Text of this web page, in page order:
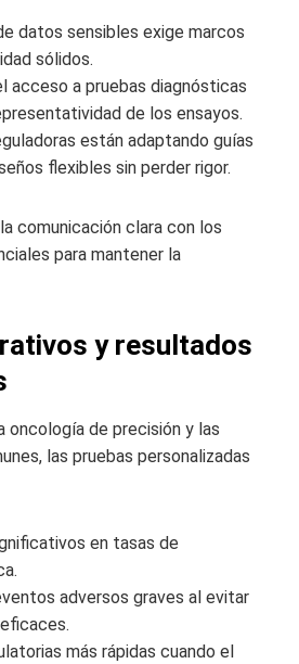
datos sensibles exige marcos
sólidos.
acceso a pruebas diagnósticas
de los ensayos.
están adaptando guías
flexibles sin perder rigor.
comunicación clara con los
para mantener la
y resultados
oncología de precisión y las
las pruebas personalizadas
en tasas de
adversos graves al evitar
más rápidas cuando el